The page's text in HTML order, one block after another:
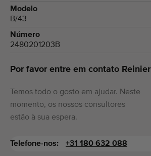
Modelo
B/43
Número
2480201203B
Por favor entre em contato Reinier
Temos todo o gosto em ajudar. Neste
momento, os nossos consultores
estão à sua espera.
Telefone-nos: +31 180 632 088